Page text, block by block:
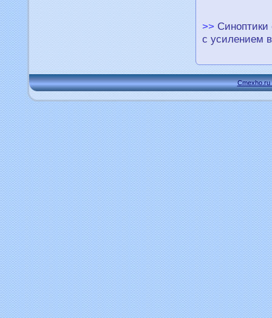
>>
с усилением
Cmexho.ru